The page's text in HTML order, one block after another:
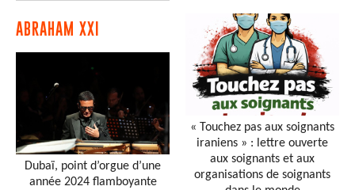
ABRAHAM XXI
Dubaï, point d’orgue d’une
année 2024 flamboyante
« Touchez pas aux soignants
iraniens » : lettre ouverte
aux soignants et aux
organisations de soignants